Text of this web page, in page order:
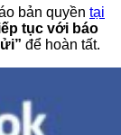
bản quyền tại
tục với báo
để hoàn tất.